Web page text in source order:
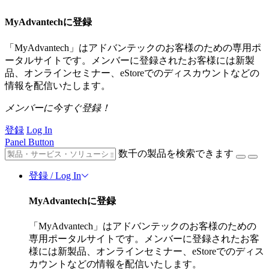
MyAdvantechに登録
「MyAdvantech」はアドバンテックのお客様のための専用ポ
ータルサイトです。メンバーに登録されたお客様には新製
品、オンラインセミナー、eStoreでのディスカウントなどの
情報を配信いたします。
メンバーに今すぐ登録！
登録 Log In
Panel Button
数千の製品を検索できます
登録 / Log In
MyAdvantechに登録
「MyAdvantech」はアドバンテックのお客様のための
専用ポータルサイトです。メンバーに登録されたお客
様には新製品、オンラインセミナー、eStoreでのディス
カウントなどの情報を配信いたします。